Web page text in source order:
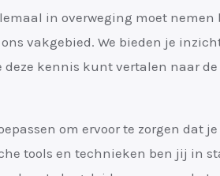
in overweging moet nemen
vakgebied. We bieden je
kennis kunt vertalen naar
om ervoor te zorgen dat je
tools en technieken ben jij in